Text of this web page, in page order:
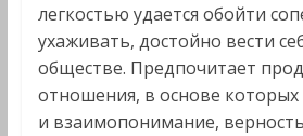
легкостью удается обойти
ухаживать, достойно вести
обществе. Предпочитает
отношения, в основе
и взаимопонимание,